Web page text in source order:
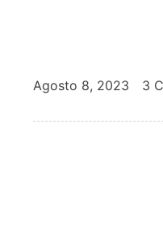
Agosto 8, 2023 3